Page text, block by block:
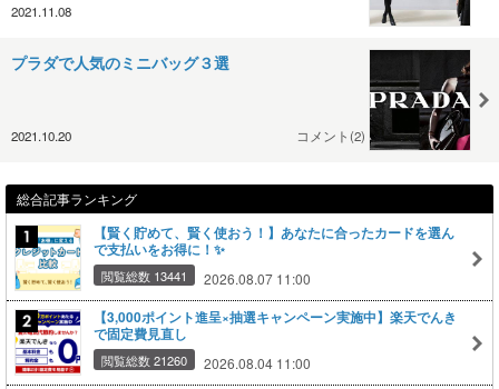
2021.11.08
プラダで人気のミニバッグ３選
2021.10.20 コメント(2)
総合記事ランキング
【賢く貯めて、賢く使おう！】あなたに合ったカードを選ん
で支払いをお得に！✨
閲覧総数 13441 2026.08.07 11:00
【3,000ポイント進呈×抽選キャンペーン実施中】楽天でんき
で固定費見直し
閲覧総数 21260 2026.08.04 11:00